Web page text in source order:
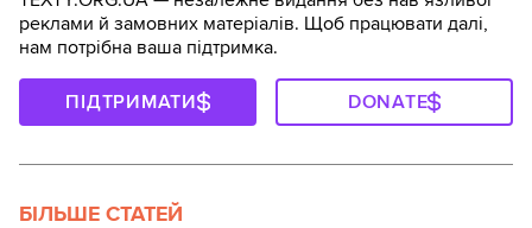
реклами й замовних матеріалів. Щоб працювати далі,
нам потрібна ваша підтримка.
ПІДТРИМАТИ DONATE
БІЛЬШЕ СТАТЕЙ